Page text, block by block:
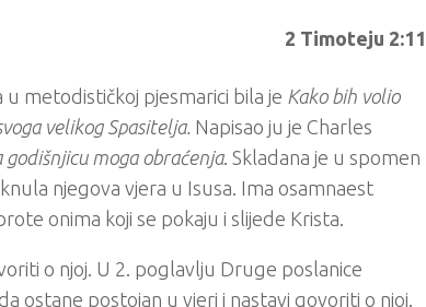
2 Timoteju 2:11
u metodističkoj pjesmarici bila je Kako bih volio
velikog Spasitelja. Napisao ju je Charles
godišnjicu moga obraćenja. Skladana je u spomen
njegova vjera u Isusa. Ima osamnaest
onima koji se pokaju i slijede Krista.
o njoj. U 2. poglavlju Druge poslanice
ostane postojan u vjeri i nastavi govoriti o njoj.